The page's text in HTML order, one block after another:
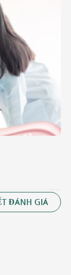
ĐÁNH GIÁ